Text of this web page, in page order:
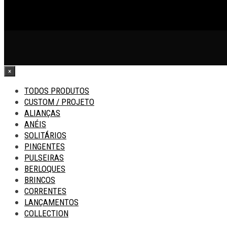
×
TODOS PRODUTOS
CUSTOM / PROJETO
ALIANÇAS
ANÉIS
SOLITÁRIOS
PINGENTES
PULSEIRAS
BERLOQUES
BRINCOS
CORRENTES
LANÇAMENTOS
COLLECTION